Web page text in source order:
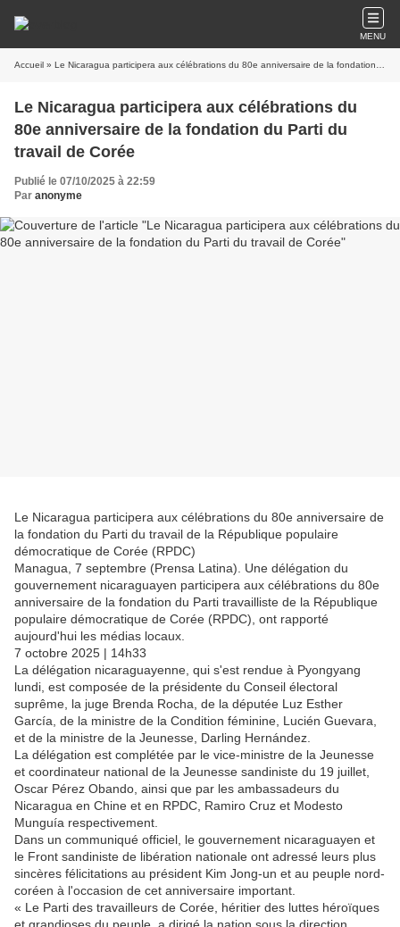
MENU
Accueil » Le Nicaragua participera aux célébrations du 80e anniversaire de la fondation du Parti du travail de Corée
Le Nicaragua participera aux célébrations du
80e anniversaire de la fondation du Parti du
travail de Corée
Publié le 07/10/2025 à 22:59
Par anonyme
Le Nicaragua participera aux célébrations du 80e anniversaire de
la fondation du Parti du travail de la République populaire
démocratique de Corée (RPDC)
Managua, 7 septembre (Prensa Latina). Une délégation du
gouvernement nicaraguayen participera aux célébrations du 80e
anniversaire de la fondation du Parti travailliste de la République
populaire démocratique de Corée (RPDC), ont rapporté
aujourd'hui les médias locaux.
7 octobre 2025 | 14h33
La délégation nicaraguayenne, qui s'est rendue à Pyongyang
lundi, est composée de la présidente du Conseil électoral
suprême, la juge Brenda Rocha, de la députée Luz Esther
García, de la ministre de la Condition féminine, Lucién Guevara,
et de la ministre de la Jeunesse, Darling Hernández.
La délégation est complétée par le vice-ministre de la Jeunesse
et coordinateur national de la Jeunesse sandiniste du 19 juillet,
Oscar Pérez Obando, ainsi que par les ambassadeurs du
Nicaragua en Chine et en RPDC, Ramiro Cruz et Modesto
Munguía respectivement.
Dans un communiqué officiel, le gouvernement nicaraguayen et
le Front sandiniste de libération nationale ont adressé leurs plus
sincères félicitations au président Kim Jong-un et au peuple nord-
coréen à l'occasion de cet anniversaire important.
« Le Parti des travailleurs de Corée, héritier des luttes héroïques